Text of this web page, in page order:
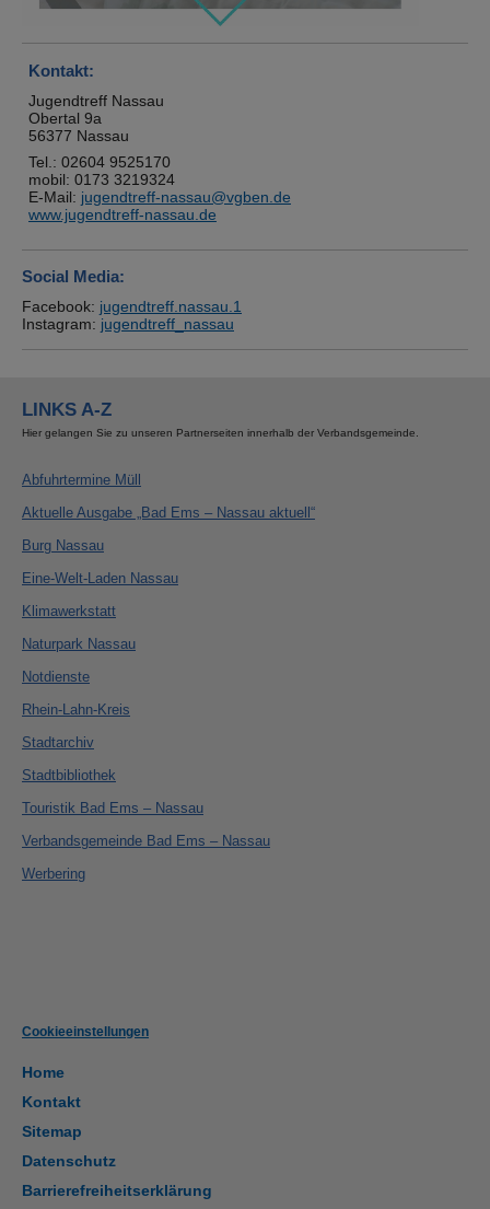
Kontakt:
Jugendtreff Nassau
Obertal 9a
56377 Nassau
Tel.: 02604 9525170
mobil: 0173 3219324
E-Mail: jugendtreff-nassau@vgben.de
www.jugendtreff-nassau.de
Social Media:
Facebook: jugendtreff.nassau.1
Instagram: jugendtreff_nassau
LINKS A-Z
Hier gelangen Sie zu unseren Partnerseiten innerhalb der Verbandsgemeinde.
Abfuhrtermine Müll
Aktuelle Ausgabe „Bad Ems – Nassau aktuell“
Burg Nassau
Eine-Welt-Laden Nassau
Klimawerkstatt
Naturpark Nassau
Notdienste
Rhein-Lahn-Kreis
Stadtarchiv
Stadtbibliothek
Touristik Bad Ems – Nassau
Verbandsgemeinde Bad Ems – Nassau
Werbering
Cookieeinstellungen
Home
Kontakt
Sitemap
Datenschutz
Barrierefreiheitserklärung